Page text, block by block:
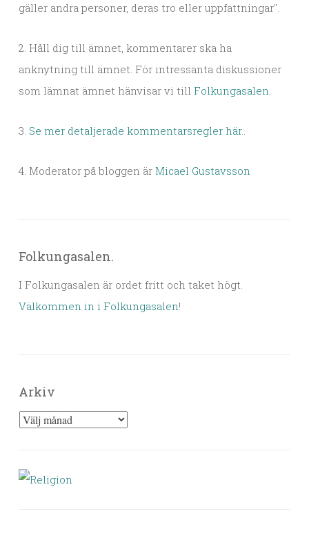
gäller andra personer, deras tro eller uppfattningar".
2. Håll dig till ämnet, kommentarer ska ha
anknytning till ämnet. För intressanta diskussioner
som lämnat ämnet hänvisar vi till Folkungasalen.
3. Se mer detaljerade kommentarsregler här..
4. Moderator på bloggen är Micael Gustavsson
Folkungasalen.
I Folkungasalen är ordet fritt och taket högt.
Välkommen in i Folkungasalen!
Arkiv
Arkiv